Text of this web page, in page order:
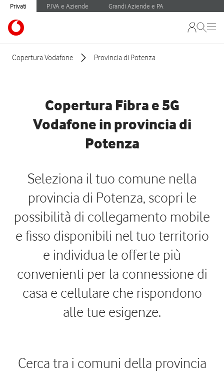
Privati P.IVA e Aziende Grandi Aziende e PA
Copertura Vodafone Provincia di Potenza
Copertura Fibra e 5G
Vodafone in provincia di
Potenza
Seleziona il tuo comune nella
provincia di Potenza, scopri le
possibilità di collegamento mobile
e fisso disponibili nel tuo territorio
e individua le offerte più
convenienti per la connessione di
casa e cellulare che rispondono
alle tue esigenze.
Cerca tra i comuni della provincia